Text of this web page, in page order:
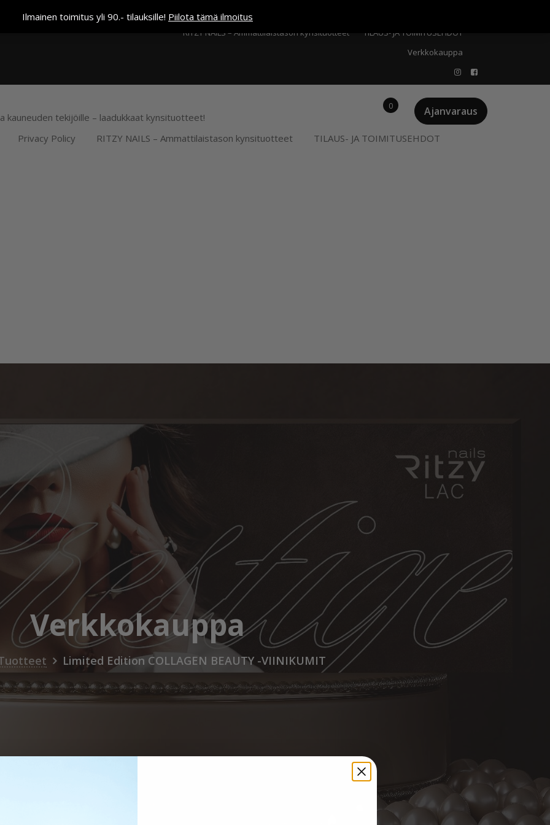
Ilmainen toimitus yli 90.- tilauksille! Piilota tämä ilmoitusKassa
RITZY NAILS – Ammattilaistason kynsituotteet
TILAUS- JA TOIMITUSEHDOT
Verkkokauppa
kauneuden tekijöille – laadukkaat kynsituotteet! Ajanvaraus
0
Privacy Policy RITZY NAILS – Ammattilaistason kynsituotteet TILAUS- JA TOIMITUSEHDOT
Verkkokauppa
Limited Edition COLLAGEN BEAUTY -VIINIKUMIT